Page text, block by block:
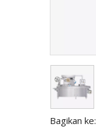
Bagikan ke: